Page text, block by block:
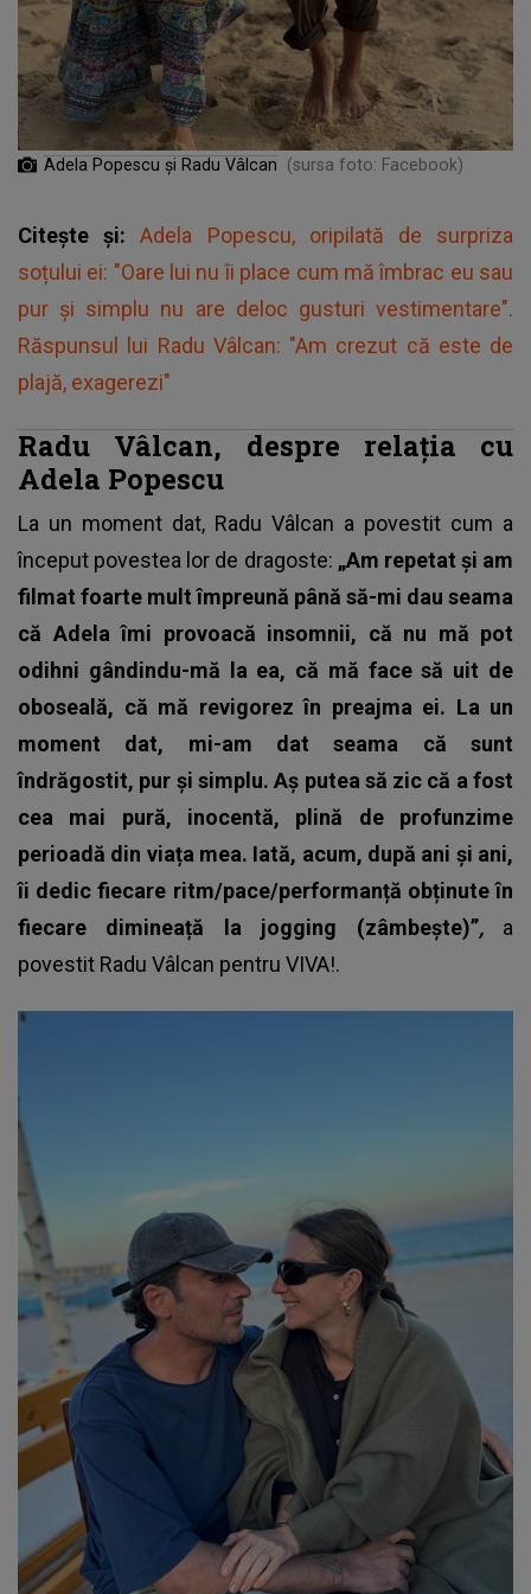
Adela Popescu și Radu Vâlcan (sursa foto: Facebook)
Citește și:Adela Popescu, oripilată de surpriza
soțului ei: "Oare lui nu îi place cum mă îmbrac eu sau
pur și simplu nu are deloc gusturi vestimentare".
Răspunsul lui Radu Vâlcan: "Am crezut că este de
plajă, exagerezi"
Radu Vâlcan, despre relația cu
Adela Popescu
La un moment dat, Radu Vâlcan a povestit cum a
început povestea lor de dragoste: „Am repetat și am
filmat foarte mult împreună până să-mi dau seama
că Adela îmi provoacă insomnii, că nu mă pot
odihni gândindu-mă la ea, că mă face să uit de
oboseală, că mă revigorez în preajma ei. La un
moment dat, mi-am dat seama că sunt
îndrăgostit, pur și simplu. Aș putea să zic că a fost
cea mai pură, inocentă, plină de profunzime
perioadă din viața mea. Iată, acum, după ani și ani,
îi dedic fiecare ritm/pace/performanță obținute în
fiecare dimineață la jogging (zâmbește)”, a
povestit Radu Vâlcan pentru VIVA!.